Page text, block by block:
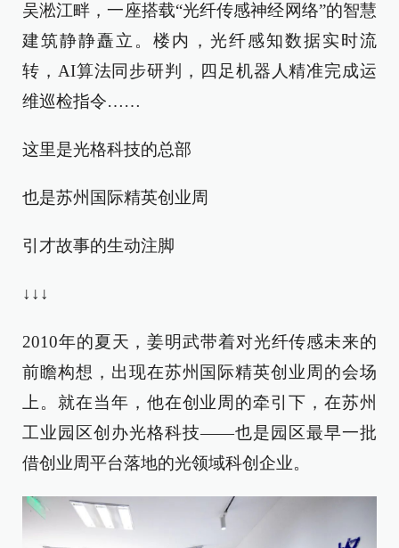
吴淞江畔，一座搭载“光纤传感神经网络”的智慧
建筑静静矗立。楼内，光纤感知数据实时流
转，AI算法同步研判，四足机器人精准完成运
维巡检指令……
这里是光格科技的总部
也是苏州国际精英创业周
引才故事的生动注脚
↓↓↓
2010年的夏天，姜明武带着对光纤传感未来的
前瞻构想，出现在苏州国际精英创业周的会场
上。就在当年，他在创业周的牵引下，在苏州
工业园区创办光格科技——也是园区最早一批
借创业周平台落地的光领域科创企业。